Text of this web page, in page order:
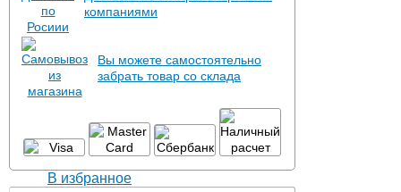
компаниями
Вы можете самостоятельно
забрать товар со склада
В избранное